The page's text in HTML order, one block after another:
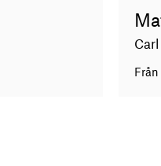
Från